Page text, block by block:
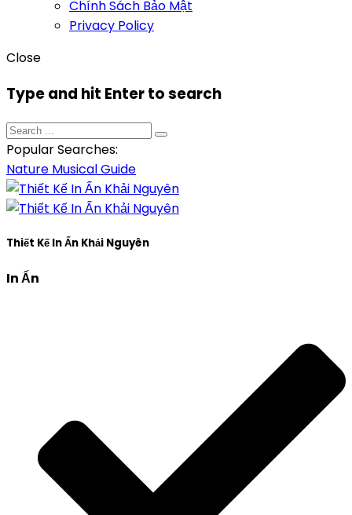
Chính Sách Bảo Mật
Privacy Policy
Close
Type and hit Enter to search
Popular Searches:
Nature MusicalGuide
Thiết Kế In Ấn Khải Nguyên
In Ấn